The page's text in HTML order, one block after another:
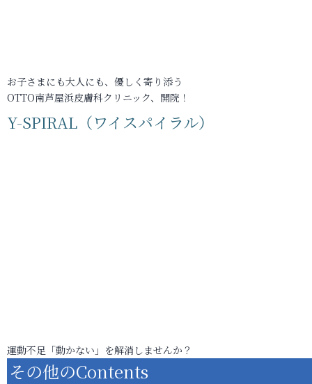
お子さまにも大人にも、優しく寄り添う
OTTO南芦屋浜皮膚科クリニック、開院！
Y-SPIRAL（ワイスパイラル）
運動不足「動かない」を解消しませんか？
その他のContents